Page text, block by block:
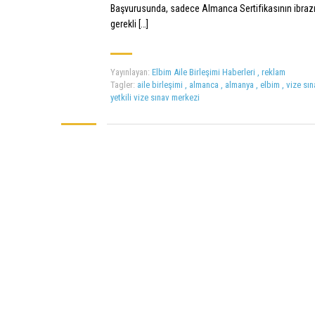
Başvurusunda, sadece Almanca Sertifikasının
gerekli […]
Yayınlayan: Elbim Aile Birleşimi Haberleri , reklam
Tagler: aile birleşimi , almanca , almanya , elbim , vize
yetkili vize sınav merkezi